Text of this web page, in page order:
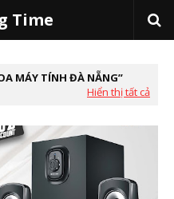
Time
MÁY TÍNH ĐÀ NẴNG
Hiển thị tất cả